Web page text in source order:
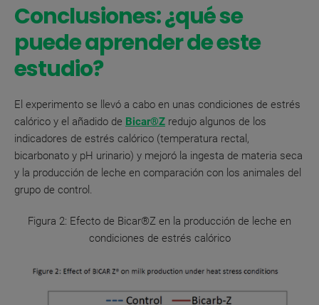
Conclusiones: ¿qué se
puede aprender de este
estudio?
El experimento se llevó a cabo en unas condiciones de estrés
calórico y el añadido de Bicar®Z redujo algunos de los
indicadores de estrés calórico (temperatura rectal,
bicarbonato y pH urinario) y mejoró la ingesta de materia seca
y la producción de leche en comparación con los animales del
grupo de control.
Figura 2: Efecto de Bicar®Z en la producción de leche en
condiciones de estrés calórico